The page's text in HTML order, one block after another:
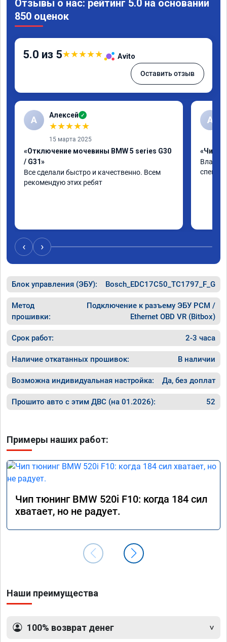
Отзывы о нас: рейтинг 5.0 на основании
850 оценок
5.0 из 5★★★★★ Avito
Оставить отзыв
А Алексей ✓
★★★★★
15 марта 2025
«Отключение мочевины BMW 5 series G30
/ G31»
Все сделали быстро и качественно. Всем
рекомендую этих ребят
А
«Чип
‹ ›
Блок управления (ЭБУ): Bosch_EDC17C50_TC1797_F_G
Метод
прошивки:
Подключение к разъему ЭБУ PCM /
Ethernet OBD VR (Bitbox)
Срок работ: 2-3 часа
Наличие откатанных прошивок: В наличии
Возможна индивидуальная настройка: Да, без доплат
Прошито авто с этим ДВС (на 01.2026): 52
Примеры наших работ:
Чип тюнинг BMW 520i F10: когда 184 сил
хватает, но не радует.
Наши преимущества
100% возврат денег